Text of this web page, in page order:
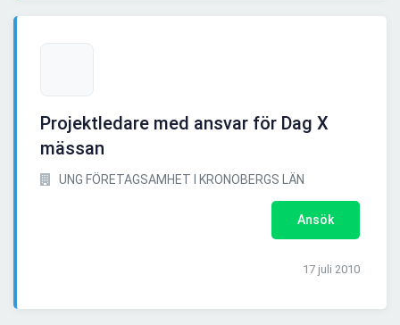
Projektledare med ansvar för Dag X
mässan
UNG FÖRETAGSAMHET I KRONOBERGS LÄN
Ansök
17 juli 2010